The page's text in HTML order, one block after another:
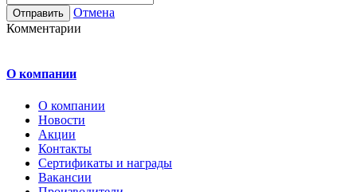
Отмена
Комментарии
О компании
О компании
Новости
Акции
Контакты
Сертификаты и награды
Вакансии